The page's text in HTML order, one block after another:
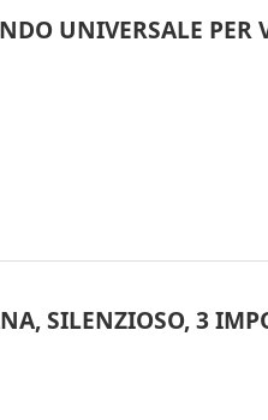
UNIVERSALE PER
SILENZIOSO, 3